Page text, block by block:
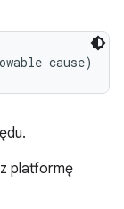
cause)
platformę